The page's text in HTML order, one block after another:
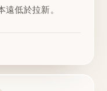
低於拉新。